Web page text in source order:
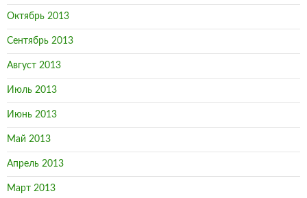
Октябрь 2013
Сентябрь 2013
Август 2013
Июль 2013
Июнь 2013
Май 2013
Апрель 2013
Март 2013